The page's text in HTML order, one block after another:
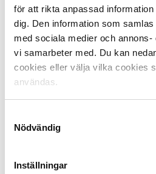
för att rikta anpassad
dig. Den information som
med sociala medier och
vi samarbeter med. Du kan
cookies eller välja vilka cookies
användas.
Nödvändig
Inställningar
Fakta Ungdomsbonusen:
Ungdomsbonus är ett system
som matchar sina unga spelare
Vinnaren av Ungdomsbonusligan
250.000 går till tvåan, trean får
Maximalt två poäng per match
slutskede saknar betydelse ska